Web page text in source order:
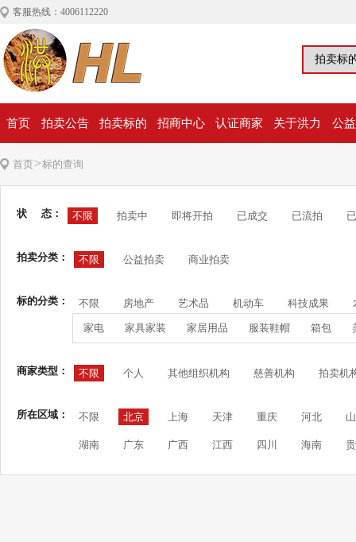
客服热线：4006112220
首页 拍卖公告 拍卖标的 招商中心 认证商家 关于洪力 公
首页>标的查询
状 态： 不限 拍卖中 即将开拍 已成交 已流拍
拍卖分类： 不限 公益拍卖 商业拍卖
标的分类： 不限 房地产 艺术品 机动车 科技成果
家电 家具家装 家居用品 服装鞋帽 箱包
商家类型： 不限 个人 其他组织机构 慈善机构 拍卖机
所在区域： 不限 北京 上海 天津 重庆 河北
湖南 广东 广西 江西 四川 海南